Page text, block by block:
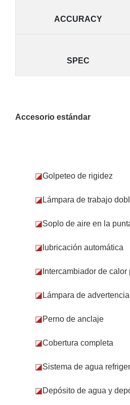
ACCURACY
SPEC
Accesorio estándar
◪Golpeteo de rigidez
◪ Lámpara de trabajo
◪Soplo de aire en la
◪ lubricación automática
◪ Intercambiador de
◪ Lámpara de advertencia
◪Perno de anclaje
◪Cobertura completa
◪Sistema de agua
◪Depósito de agua y